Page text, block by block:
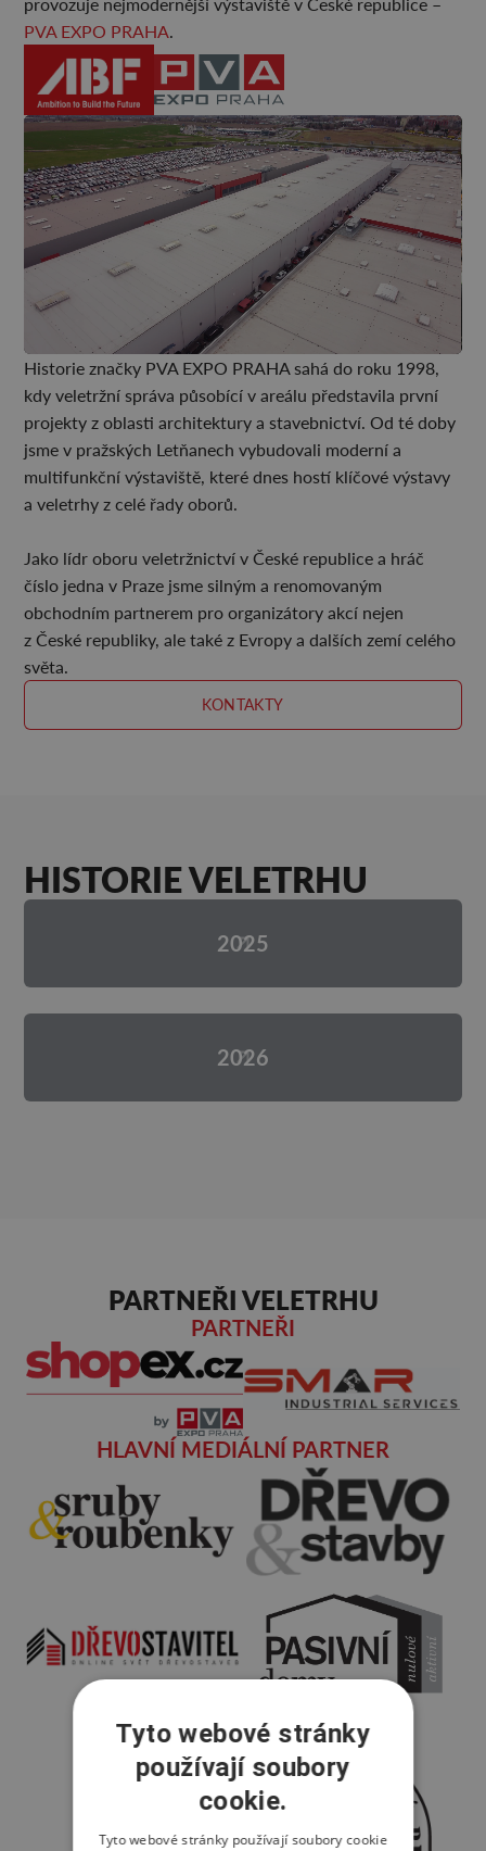
PVA EXPO PRAHA.
Historie značky PVA EXPO PRAHA sahá do roku 1998,
kdy veletržní správa působící v areálu představila první
projekty z oblasti architektury a stavebnictví. Od té doby
jsme v pražských Letňanech vybudovali moderní a
multifunkční výstaviště, které dnes hostí klíčové výstavy
a veletrhy z celé řady oborů.
Jako lídr oboru veletržnictví v České republice a hráč
číslo jedna v Praze jsme silným a renomovaným
obchodním partnerem pro organizátory akcí nejen
z České republiky, ale také z Evropy a dalších zemí celého
světa.
KONTAKTY
HISTORIE VELETRHU
2025
2026
PARTNEŘI VELETRHU
PARTNEŘI
HLAVNÍ MEDIÁLNÍ PARTNER
ODBORNÝ PARTNER
Tyto webové stránky
používají soubory
cookie.
Tyto webové stránky používají soubory cookie